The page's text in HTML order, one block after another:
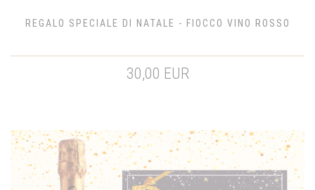
REGALO SPECIALE DI NATALE - FIOCCO VINO ROSSO
30,00 EUR